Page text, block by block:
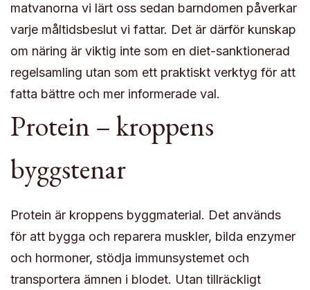
matvanorna vi lärt oss sedan barndomen påverkar
varje måltidsbeslut vi fattar. Det är därför kunskap
om näring är viktig inte som en diet-sanktionerad
regelsamling utan som ett praktiskt verktyg för att
fatta bättre och mer informerade val.
Protein – kroppens
byggstenar
Protein är kroppens byggmaterial. Det används
för att bygga och reparera muskler, bilda enzymer
och hormoner, stödja immunsystemet och
transportera ämnen i blodet. Utan tillräckligt